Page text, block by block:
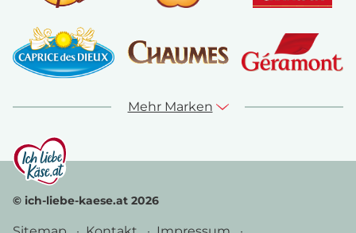
Mehr Marken
© ich-liebe-kaese.at 2026